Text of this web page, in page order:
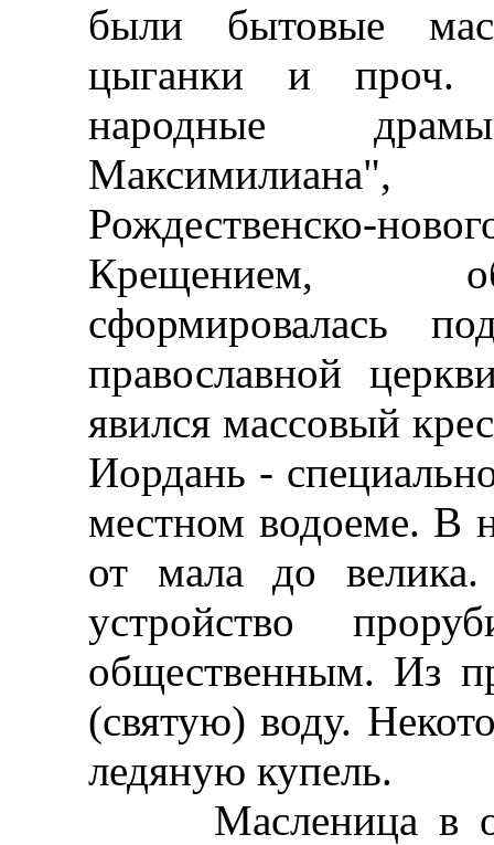
были бытовые
цыганки и проч.
народные
Рождественско-
Крещением,
сформировалась
православной
явился массовый
Иордань -
местном водоеме. В
от мала до велика.
устройство
общественным. Из
(святую) воду.
ледяную купель.
Масленица в